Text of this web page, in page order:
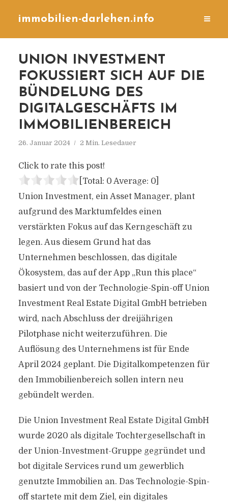
immobilien-darlehen.info
UNION INVESTMENT
FOKUSSIERT SICH AUF DIE
BÜNDELUNG DES
DIGITALGESCHÄFTS IM
IMMOBILIENBEREICH
26. Januar 2024 2 Min. Lesedauer
Click to rate this post!
[Total: 0 Average: 0]
Union Investment, ein Asset Manager, plant
aufgrund des Marktumfeldes einen
verstärkten Fokus auf das Kerngeschäft zu
legen. Aus diesem Grund hat das
Unternehmen beschlossen, das digitale
Ökosystem, das auf der App „Run this place“
basiert und von der Technologie-Spin-off Union
Investment Real Estate Digital GmbH betrieben
wird, nach Abschluss der dreijährigen
Pilotphase nicht weiterzuführen. Die
Auflösung des Unternehmens ist für Ende
April 2024 geplant. Die Digitalkompetenzen für
den Immobilienbereich sollen intern neu
gebündelt werden.
Die Union Investment Real Estate Digital GmbH
wurde 2020 als digitale Tochtergesellschaft in
der Union-Investment-Gruppe gegründet und
bot digitale Services rund um gewerblich
genutzte Immobilien an. Das Technologie-Spin-
off startete mit dem Ziel, ein digitales